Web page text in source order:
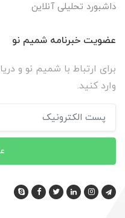
داشبورد تحلیلی آنلاین
عضویت خبرنامه شمیم نو
برای ارتباط با شمیم نو و
وارد کنید.